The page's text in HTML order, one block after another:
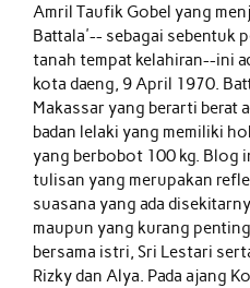
Amril Taufik Gobelyang
Battala'-- sebagai sebentuk
tanah tempat kelahiran--ini
kota daeng, 9 April 1970.
Makassar yang berarti berat
badan lelaki yang memiliki
yang berbobot 100 kg. Blog
tulisan yang merupakan
suasana yang ada
maupun yang kurang
bersama istri, Sri Lestari
Rizky dan Alya. Pada ajang